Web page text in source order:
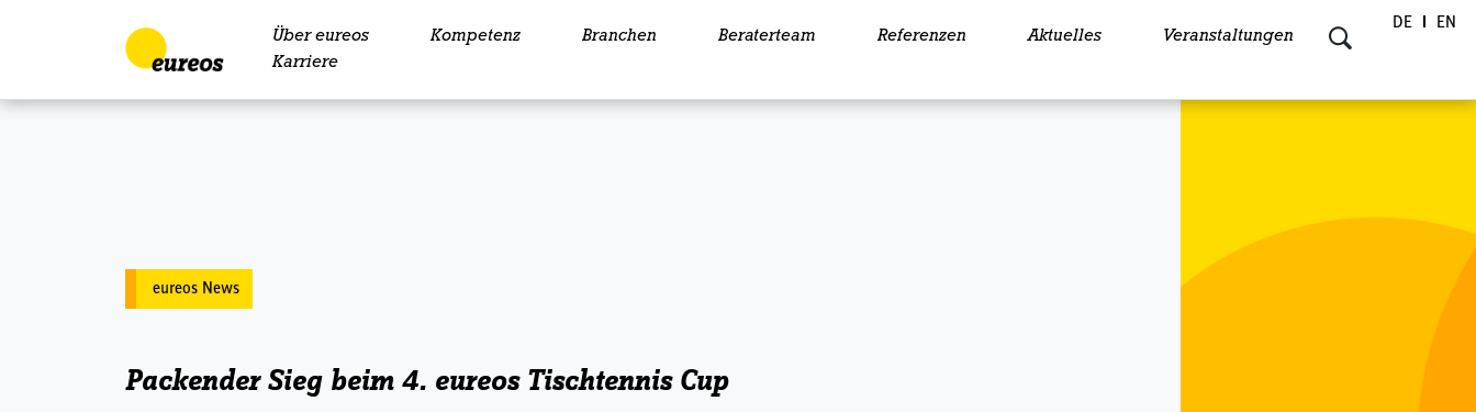
Über eureos Kompetenz Branchen Beraterteam Referenzen Aktuelles
Veranstaltungen
Karriere
DE EN
eureos News
Packender Sieg beim 4. eureos Tischtennis Cup